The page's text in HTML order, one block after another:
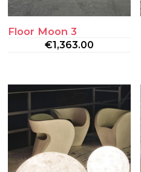
Floor Moon 3
€1,363.00